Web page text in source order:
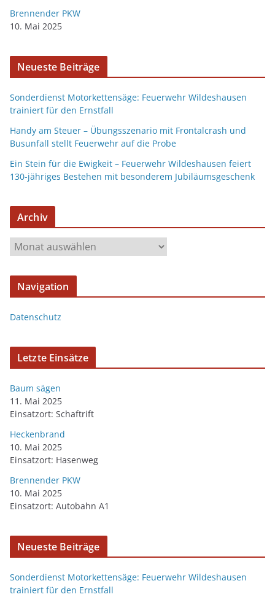
Brennender PKW
10. Mai 2025
Neueste Beiträge
Sonderdienst Motorkettensäge: Feuerwehr Wildeshausen
trainiert für den Ernstfall
Handy am Steuer – Übungsszenario mit Frontalcrash und
Busunfall stellt Feuerwehr auf die Probe
Ein Stein für die Ewigkeit – Feuerwehr Wildeshausen feiert
130-jähriges Bestehen mit besonderem Jubiläumsgeschenk
Archiv
Navigation
Datenschutz
Letzte Einsätze
Baum sägen
11. Mai 2025
Einsatzort: Schaftrift
Heckenbrand
10. Mai 2025
Einsatzort: Hasenweg
Brennender PKW
10. Mai 2025
Einsatzort: Autobahn A1
Neueste Beiträge
Sonderdienst Motorkettensäge: Feuerwehr Wildeshausen
trainiert für den Ernstfall